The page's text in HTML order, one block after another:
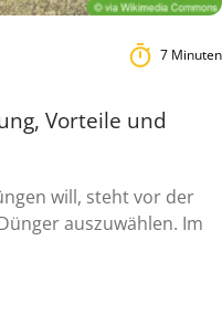
7 Minuten
Vorteile und
will, steht vor der
auszuwählen. Im